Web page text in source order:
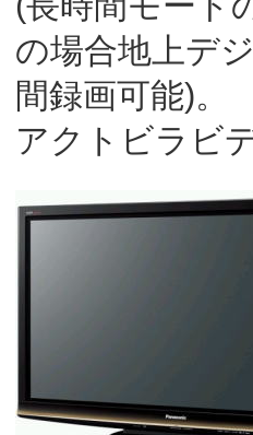
の場合地上デ
間録画可能)。
アクトビラビ